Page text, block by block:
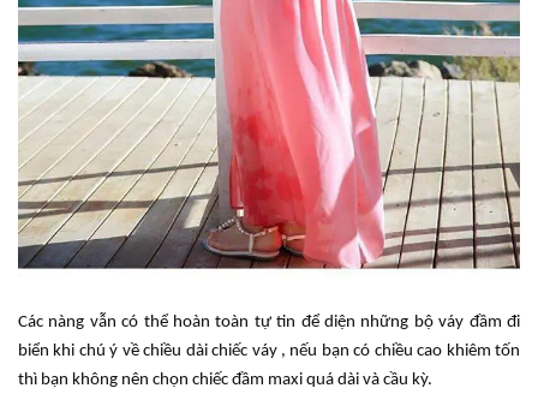
Các nàng vẫn có thể hoàn toàn tự tin để diện những bộ váy đầm đi
biển khi chú ý về chiều dài chiếc váy , nếu bạn có chiều cao khiêm tốn
thì bạn không nên chọn chiếc đầm maxi quá dài và cầu kỳ.